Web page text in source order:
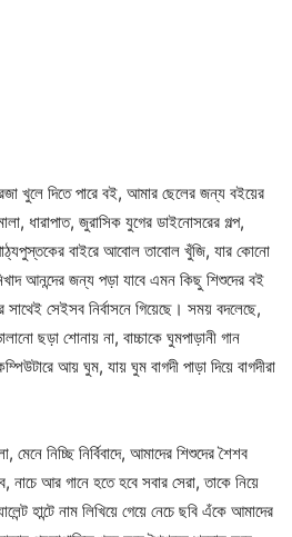
খুলে দিতে পারে বই, আমার ছেলের জন্য বইয়ের
ধারাপাত, জুরাসিক যুগের ডাইনোসরের গল্প,
বাইরে আবোল তাবোল খুঁজি, যার কোনো
আনন্দের জন্য পড়া যাবে এমন কিছু শিশুদের বই
সেইসব নির্বাসনে গিয়েছে। সময় বদলেছে,
ছড়া শোনায় না, বাচ্চাকে ঘুমপাড়ানী গান
আয় ঘুম, যায় ঘুম বাগদী পাড়া দিয়ে বাগদীরা
নিচ্ছি নির্বিবাদে, আমাদের শিশুদের শৈশব
নাচে আর গানে হতে হবে সবার সেরা, তাকে নিয়ে
হান্টে নাম লিখিয়ে গেয়ে নেচে ছবি এঁকে আমাদের